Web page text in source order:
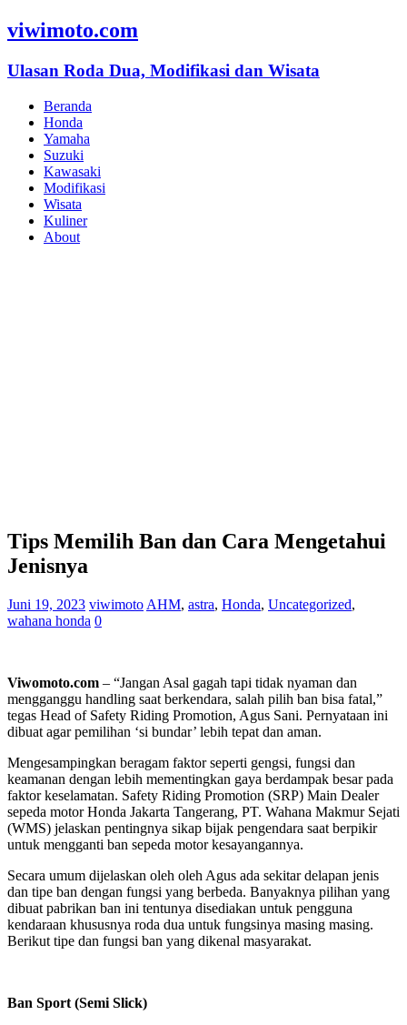
viwimoto.com
Ulasan Roda Dua, Modifikasi dan Wisata
Beranda
Honda
Yamaha
Suzuki
Kawasaki
Modifikasi
Wisata
Kuliner
About
Tips Memilih Ban dan Cara Mengetahui
Jenisnya
Juni 19, 2023 viwimoto AHM, astra, Honda, Uncategorized,
wahana honda 0
Viwomoto.com – “Jangan Asal gagah tapi tidak nyaman dan
mengganggu handling saat berkendara, salah pilih ban bisa fatal,”
tegas Head of Safety Riding Promotion, Agus Sani. Pernyataan ini
dibuat agar pemilihan ‘si bundar’ lebih tepat dan aman.
Mengesampingkan beragam faktor seperti gengsi, fungsi dan
keamanan dengan lebih mementingkan gaya berdampak besar pada
faktor keselamatan. Safety Riding Promotion (SRP) Main Dealer
sepeda motor Honda Jakarta Tangerang, PT. Wahana Makmur Sejati
(WMS) jelaskan pentingnya sikap bijak pengendara saat berpikir
untuk mengganti ban sepeda motor kesayangannya.
Secara umum dijelaskan oleh oleh Agus ada sekitar delapan jenis
dan tipe ban dengan fungsi yang berbeda. Banyaknya pilihan yang
dibuat pabrikan ban ini tentunya disediakan untuk pengguna
kendaraan khususnya roda dua untuk fungsinya masing masing.
Berikut tipe dan fungsi ban yang dikenal masyarakat.
Ban Sport (Semi Slick)